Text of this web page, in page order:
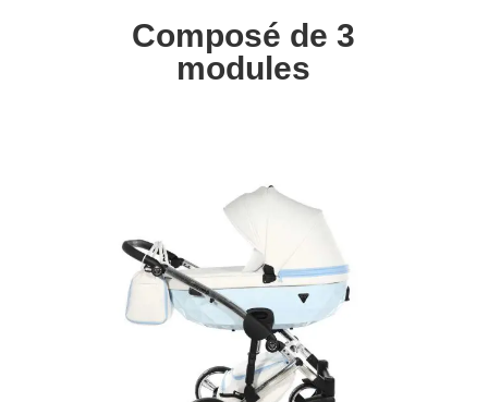
Composé de 3
modules